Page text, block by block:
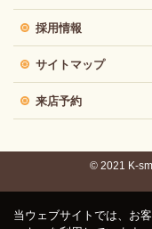
採用情報
サイトマップ
来店予約
© 2021 K-
当ウェブサイトでは、お